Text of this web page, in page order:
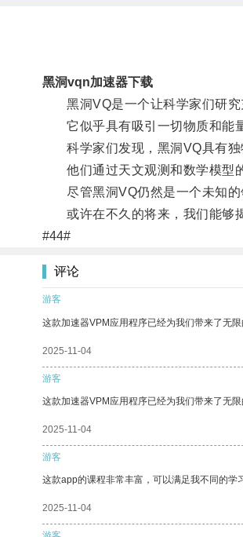
黑洞vqn加速器下载
黑洞VQ是一个让科学家们研究
它似乎具有吸引一切物质和能量
科学家们发现，黑洞VQ具有独
他们通过天文观测和数学模型的
尽管黑洞VQ仍然是一个未知的
或许在不久的将来，我们能够揭
#44#
评论
游客
这款加速器VPM应用程序已经为我们带来了无限
2025-11-04
游客
这款加速器VPM应用程序已经为我们带来了无限
2025-11-04
游客
这款app的课程非常丰富，可以满足我不同的学
2025-11-04